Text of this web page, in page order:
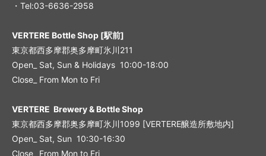
・Tel:03-6636-2958
VERTERE Bottle Shop [駅前]
東京都西多摩郡奥多摩町氷川211
Open_ Sat, Sun & Holidays 10:00-18:00
Close_ From Mon to Fri
VERTERE Brewery & Bottle Shop
東京都西多摩郡奥多摩町氷川1099 [VERTERE醸造所敷地内]
Open_ Sat, Sun 10:30-16:30
Close_ From Mon to Fri